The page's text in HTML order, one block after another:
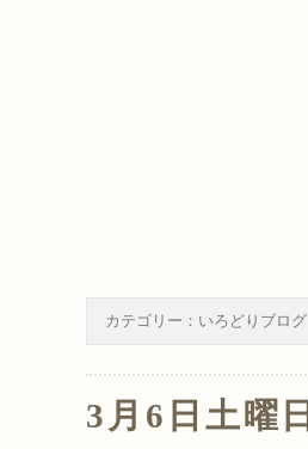
カテゴリー： いろどりブログ
3月6日土曜日